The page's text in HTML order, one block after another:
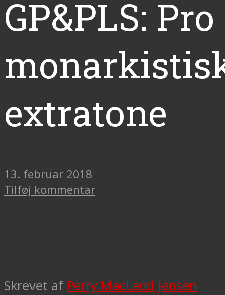
GP&PLS: Pro
extratone
13. februar 2018
Tilføj kommentar
Skrevet af Perry MacLeod Jensen